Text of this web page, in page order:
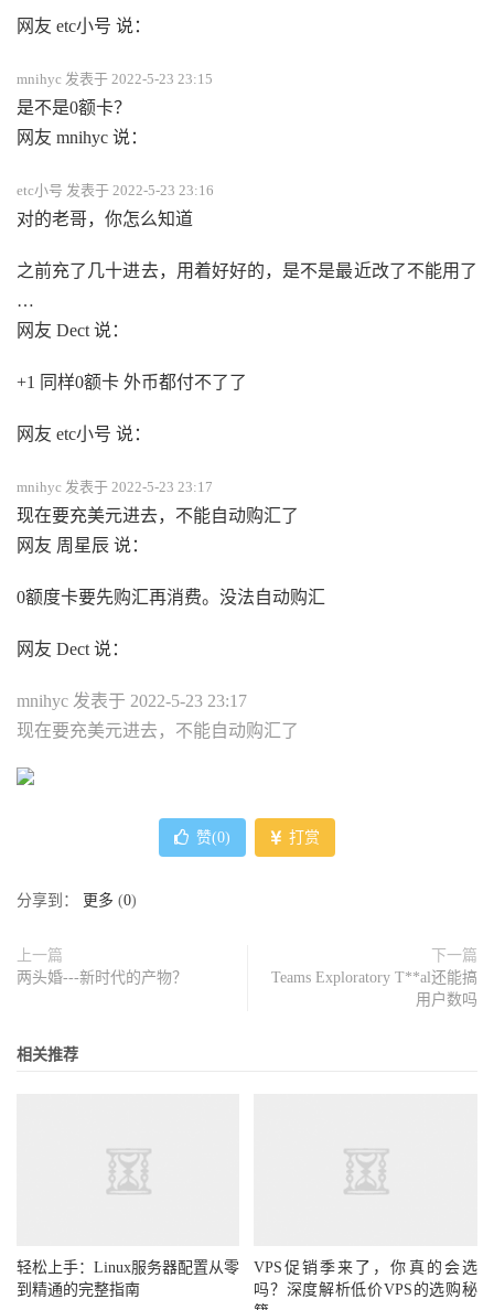
网友 etc小号 说：
mnihyc 发表于 2022-5-23 23:15
是不是0额卡？
网友 mnihyc 说：
etc小号 发表于 2022-5-23 23:16
对的老哥，你怎么知道
之前充了几十进去，用着好好的，是不是最近改了不能用了
…
网友 Dect 说：
+1 同样0额卡 外币都付不了了
网友 etc小号 说：
mnihyc 发表于 2022-5-23 23:17
现在要充美元进去，不能自动购汇了
网友 周星辰 说：
0额度卡要先购汇再消费。没法自动购汇
网友 Dect 说：
mnihyc 发表于 2022-5-23 23:17
现在要充美元进去，不能自动购汇了
赞(0) 打赏
分享到： 更多 (0)
上一篇
两头婚---新时代的产物？
下一篇
Teams Exploratory T**al还能搞
用户数吗
相关推荐
轻松上手：Linux服务器配置从零
到精通的完整指南
VPS促销季来了，你真的会选
吗？深度解析低价VPS的选购秘